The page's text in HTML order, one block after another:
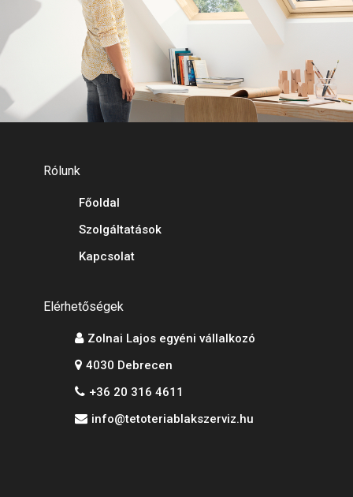
Rólunk
Főoldal
Szolgáltatások
Kapcsolat
Elérhetőségek
Zolnai Lajos egyéni vállalkozó
4030 Debrecen
+36 20 316 4611
info@tetoteriablakszerviz.hu